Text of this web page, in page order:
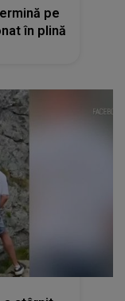
pe
în plină